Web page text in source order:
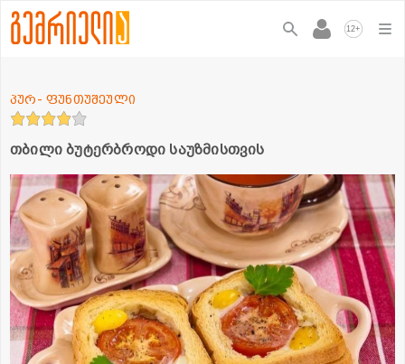
12+
თბილი ბუტერბროდი საუზმისთვის
პურ- ფუნთუშეული